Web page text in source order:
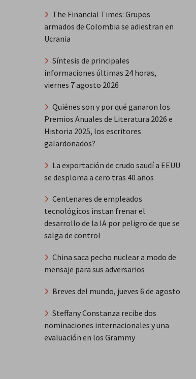
The Financial Times: Grupos
armados de Colombia se adiestran en
Ucrania
Síntesis de principales
informaciones últimas 24 horas,
viernes 7 agosto 2026
Quiénes son y por qué ganaron los
Premios Anuales de Literatura 2026 e
Historia 2025, los escritores
galardonados?
La exportación de crudo saudí a EEUU
se desploma a cero tras 40 años
Centenares de empleados
tecnológicos instan frenar el
desarrollo de la IA por peligro de que se
salga de control
China saca pecho nuclear a modo de
mensaje para sus adversarios
Breves del mundo, jueves 6 de agosto
Steffany Constanza recibe dos
nominaciones internacionales y una
evaluación en los Grammy